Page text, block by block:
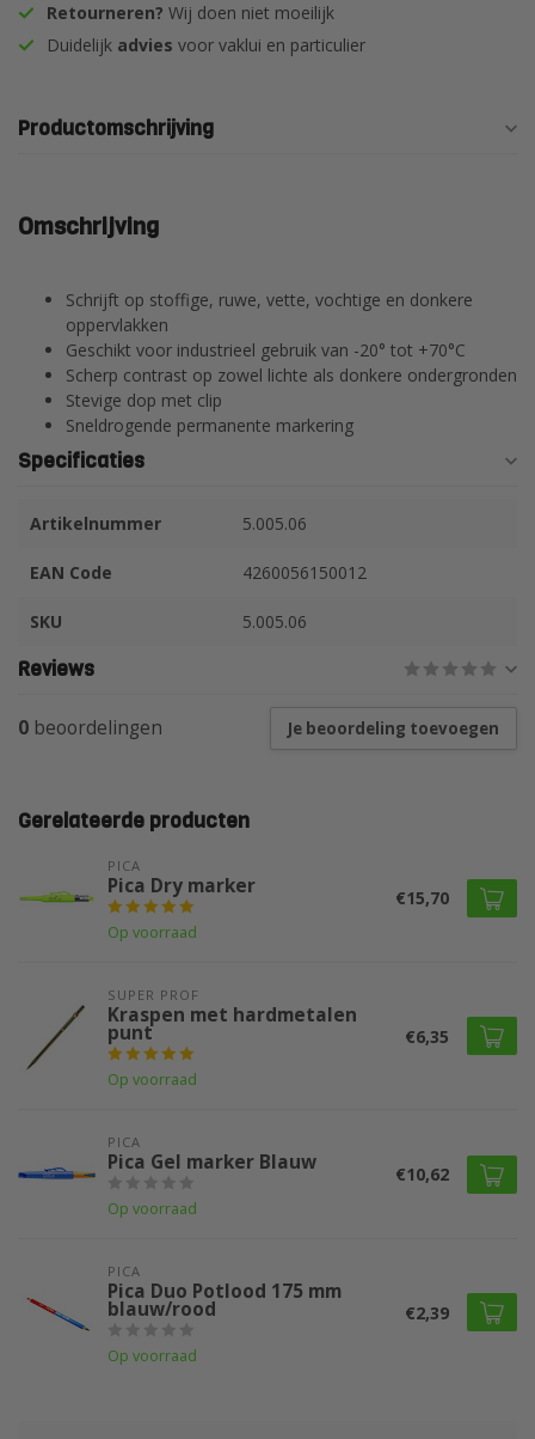
Retourneren? Wij doen niet moeilijk
Duidelijk advies voor vaklui en particulier
Productomschrijving
Omschrijving
Schrijft op stoffige, ruwe, vette, vochtige en donkere
oppervlakken
Geschikt voor industrieel gebruik van -20° tot +70°C
Scherp contrast op zowel lichte als donkere ondergronden
Stevige dop met clip
Sneldrogende permanente markering
Specificaties
Artikelnummer 5.005.06
EAN Code 4260056150012
SKU 5.005.06
Reviews
0 beoordelingen Je beoordeling toevoegen
Gerelateerde producten
PICA
Pica Dry marker
Op voorraad
€15,70
SUPER PROF
Kraspen met hardmetalen
punt
Op voorraad
€6,35
PICA
Pica Gel marker Blauw
Op voorraad
€10,62
PICA
Pica Duo Potlood 175 mm
blauw/rood
Op voorraad
€2,39